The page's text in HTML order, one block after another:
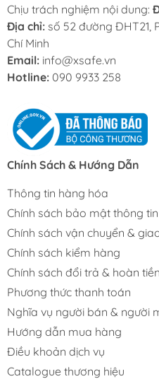
Chịu trách nghiệm nội dung:
Địa chỉ: số 52 đường ĐHT21,
Chí Minh
Email: info@xsafe.vn
Hotline: 090 9933 258
Chính Sách & Hướng Dẫn
Thông tin hàng hóa
Chính sách bảo mật thông tin
Chính sách vận chuyển &
Chính sách kiểm hàng
Chính sách đổi trả & hoàn tiền
Phương thức thanh toán
Nghĩa vụ người bán & người
Hướng dẫn mua hàng
Điều khoản dịch vụ
Catalogue thương hiệu